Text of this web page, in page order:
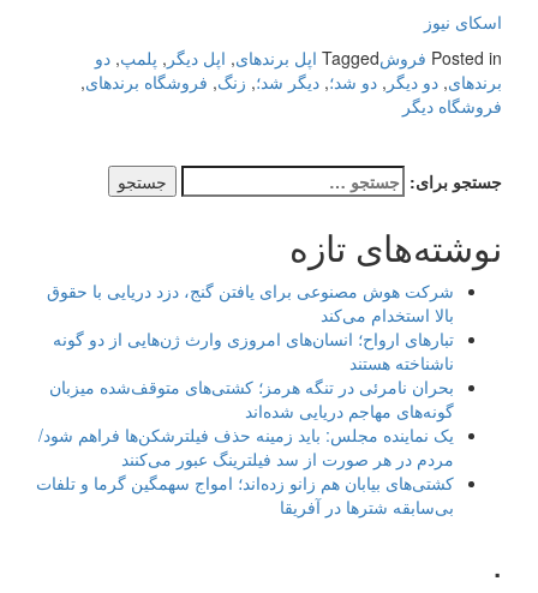
اسکای نیوز
Posted in فروشTagged اپل برندهای, اپل دیگر , پلمپ, دو
برندهای, دو دیگر , دو شد؛, دیگر شد؛, زنگ, فروشگاه برندهای,
فروشگاه دیگر
جستجو برای:
نوشته‌های تازه
شرکت هوش مصنوعی برای یافتن گنج، دزد دریایی با حقوق
بالا استخدام می‌کند
تبارهای ارواح؛ انسان‌های امروزی وارث ژن‌هایی از دو گونه
ناشناخته هستند
بحران نامرئی در تنگه هرمز؛ کشتی‌های متوقف‌شده میزبان
گونه‌های مهاجم دریایی شده‌اند
یک نماینده مجلس: باید زمینه حذف فیلترشکن‌ها فراهم شود/
مردم در هر صورت از سد فیلترینگ عبور می‌کنند
کشتی‌های بیابان هم زانو زده‌اند؛ امواج سهمگین گرما و تلفات
بی‌سابقه شترها در آفریقا
.